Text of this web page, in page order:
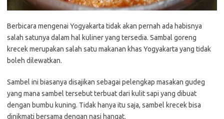
Berbicara mengenai Yogyakarta tidak akan pernah ada habisnya
salah satunya dalam hal kuliner yang tersedia. Sambal goreng
krecek merupakan salah satu makanan khas Yogyakarta yang tidak
boleh dilewatkan.
Sambel ini biasanya disajikan sebagai pelengkap masakan gudeg
yang mana sambel tersebut terbuat dari kulit sapi yang dibuat
dengan bumbu kuning. Tidak hanya itu saja, sambel krecek bisa
dinikmati bersama dengan nasi hangat.